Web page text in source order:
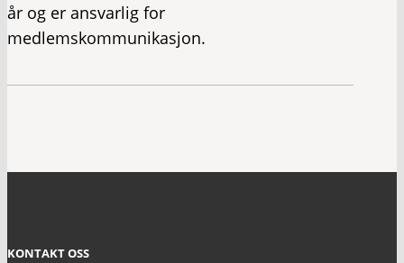
år og er ansvarlig for
medlemskommunikasjon.
KONTAKT OSS